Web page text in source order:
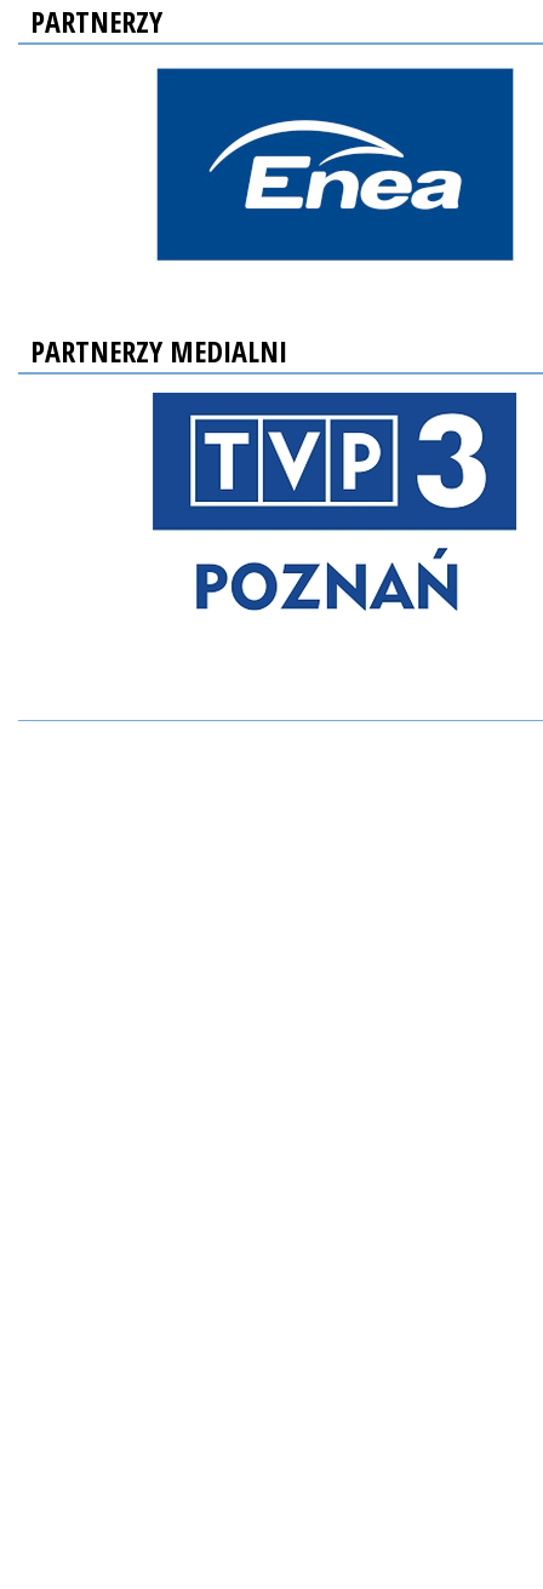
PARTNERZY
PARTNERZY MEDIALNI